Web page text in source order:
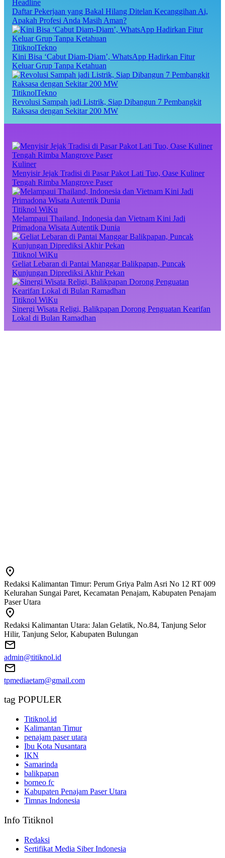
Headline
Daftar Pekerjaan yang Bakal Hilang Ditelan Kecanggihan Ai,
Apakah Profesi Anda Masih Aman?
TitiknolTekno
Kini Bisa ‘Cabut Diam-Diam’, WhatsApp Hadirkan Fitur
Keluar Grup Tanpa Ketahuan
TitiknolTekno
Revolusi Sampah jadi Listrik, Siap Dibangun 7 Pembangkit
Raksasa dengan Sekitar 200 MW
Kuliner
Menyisir Jejak Tradisi di Pasar Pakot Lati Tuo, Oase Kuliner
Tengah Rimba Mangrove Paser
Titiknol WiKu
Melampaui Thailand, Indonesia dan Vietnam Kini Jadi
Primadona Wisata Autentik Dunia
Titiknol WiKu
Geliat Lebaran di Pantai Manggar Balikpapan, Puncak
Kunjungan Diprediksi Akhir Pekan
Titiknol WiKu
Sinergi Wisata Religi, Balikpapan Dorong Penguatan Kearifan
Lokal di Bulan Ramadhan
Redaksi Kalimantan Timur: Perum Griya Palm Asri No 12 RT 009
Kelurahan Sungai Paret, Kecamatan Penajam, Kabupaten Penajam
Paser Utara
Redaksi Kalimantan Utara: Jalan Gelatik, No.84, Tanjung Selor
Hilir, Tanjung Selor, Kabupaten Bulungan
admin@titiknol.id
tpmediaetam@gmail.com
tag POPULER
Titiknol.id
Kalimantan Timur
penajam paser utara
Ibu Kota Nusantara
IKN
Samarinda
balikpapan
borneo fc
Kabupaten Penajam Paser Utara
Timnas Indonesia
Info Titiknol
Redaksi
Sertifikat Media Siber Indonesia